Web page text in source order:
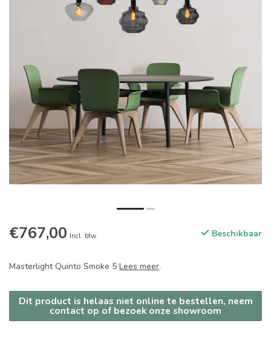
€767,00 Incl. btw Beschikbaar
Masterlight Quinto Smoke 5 Lees meer.
Dit product is helaas niet online te bestellen, neem
contact op of bezoek onze showroom